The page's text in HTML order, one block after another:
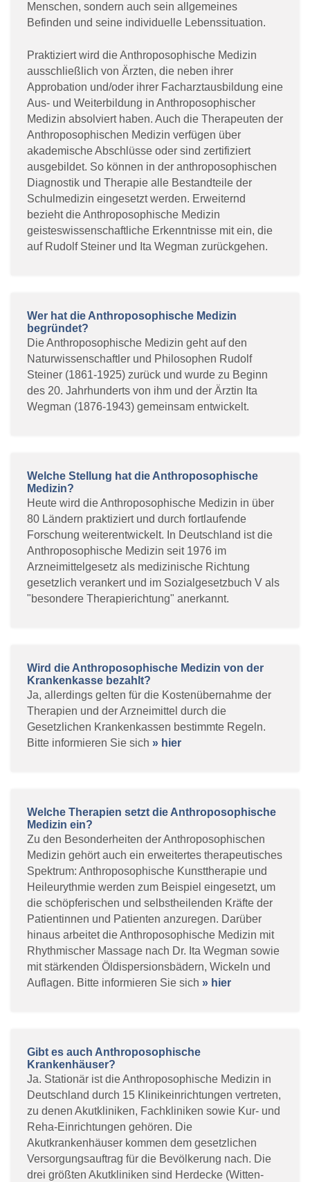
Menschen, sondern auch sein allgemeines
Befinden und seine individuelle Lebenssituation.
Praktiziert wird die Anthroposophische Medizin
ausschließlich von Ärzten, die neben ihrer
Approbation und/oder ihrer Facharztausbildung eine
Aus- und Weiterbildung in Anthroposophischer
Medizin absolviert haben. Auch die Therapeuten der
Anthroposophischen Medizin verfügen über
akademische Abschlüsse oder sind zertifiziert
ausgebildet. So können in der anthroposophischen
Diagnostik und Therapie alle Bestandteile der
Schulmedizin eingesetzt werden. Erweiternd
bezieht die Anthroposophische Medizin
geisteswissenschaftliche Erkenntnisse mit ein, die
auf Rudolf Steiner und Ita Wegman zurückgehen.
Wer hat die Anthroposophische Medizin
begründet?
Die Anthroposophische Medizin geht auf den
Naturwissenschaftler und Philosophen Rudolf
Steiner (1861-1925) zurück und wurde zu Beginn
des 20. Jahrhunderts von ihm und der Ärztin Ita
Wegman (1876-1943) gemeinsam entwickelt.
Welche Stellung hat die Anthroposophische
Medizin?
Heute wird die Anthroposophische Medizin in über
80 Ländern praktiziert und durch fortlaufende
Forschung weiterentwickelt. In Deutschland ist die
Anthroposophische Medizin seit 1976 im
Arzneimittelgesetz als medizinische Richtung
gesetzlich verankert und im Sozialgesetzbuch V als
"besondere Therapierichtung" anerkannt.
Wird die Anthroposophische Medizin von der
Krankenkasse bezahlt?
Ja, allerdings gelten für die Kostenübernahme der
Therapien und der Arzneimittel durch die
Gesetzlichen Krankenkassen bestimmte Regeln.
Bitte informieren Sie sich » hier
Welche Therapien setzt die Anthroposophische
Medizin ein?
Zu den Besonderheiten der Anthroposophischen
Medizin gehört auch ein erweitertes therapeutisches
Spektrum: Anthroposophische Kunsttherapie und
Heileurythmie werden zum Beispiel eingesetzt, um
die schöpferischen und selbstheilenden Kräfte der
Patientinnen und Patienten anzuregen. Darüber
hinaus arbeitet die Anthroposophische Medizin mit
Rhythmischer Massage nach Dr. Ita Wegman sowie
mit stärkenden Öldispersionsbädern, Wickeln und
Auflagen. Bitte informieren Sie sich » hier
Gibt es auch Anthroposophische
Krankenhäuser?
Ja. Stationär ist die Anthroposophische Medizin in
Deutschland durch 15 Klinikeinrichtungen vertreten,
zu denen Akutkliniken, Fachkliniken sowie Kur- und
Reha-Einrichtungen gehören. Die
Akutkrankenhäuser kommen dem gesetzlichen
Versorgungsauftrag für die Bevölkerung nach. Die
drei größten Akutkliniken sind Herdecke (Witten-